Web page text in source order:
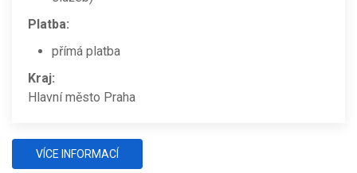
Platba:
přímá platba
Kraj:
Hlavní město Praha
VÍCE INFORMACÍ